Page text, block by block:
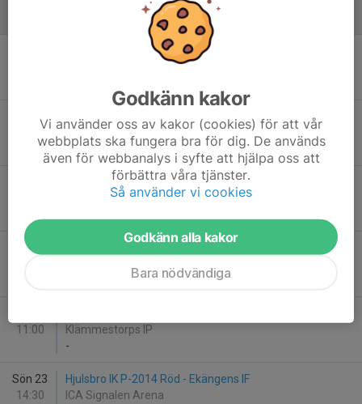
IK Östria Lambohov 2014 Gul - Ekängens IF
Lambohovs sportfält
Ons 12
18:30
LSW IF P2014 Blå - Ekängens IF
Mossenplan
-
Ekängens IF - Mjölby AI FF P14 Gul
Ekängens IP
Sön 16
11:00
Klämmestorps IP
-
Sön 23
14:30
Hjulsbro IK P-2014 Röd - Ekängens IF
ICA Signalen Arena
Godkänn kakor
Vi använder oss av kakor (cookies) för att vår
webbplats ska fungera bra för dig. De används
även för webbanalys i syfte att hjälpa oss att
förbättra våra tjänster.
Så använder vi cookies
Godkänn alla kakor
Bara nödvändiga